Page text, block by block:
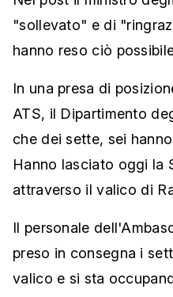
"sollevato" e di
hanno reso ciò
In una presa di
ATS, il Dipartimento
che dei sette, sei
Hanno lasciato oggi la
attraverso il valico di
Il personale
preso in consegna i
valico e si sta